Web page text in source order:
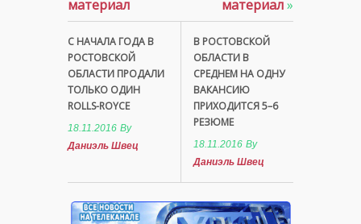
материал
С НАЧАЛА ГОДА В
РОСТОВСКОЙ
ОБЛАСТИ ПРОДАЛИ
ТОЛЬКО ОДИН
ROLLS-ROYCE
18.11.2016 By
Даниэль Швец
материал»
В РОСТОВСКОЙ
ОБЛАСТИ В
СРЕДНЕМ НА ОДНУ
ВАКАНСИЮ
ПРИХОДИТСЯ 5–6
РЕЗЮМЕ
18.11.2016 By
Даниэль Швец